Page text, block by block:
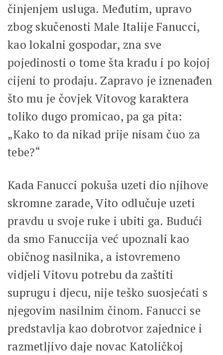
činjenjem usluga. Međutim, upravo
zbog skučenosti Male Italije Fanucci,
kao lokalni gospodar, zna sve
pojedinosti o tome šta kradu i po kojoj
cijeni to prodaju. Zapravo je iznenađen
što mu je čovjek Vitovog karaktera
toliko dugo promicao, pa ga pita:
„Kako to da nikad prije nisam čuo za
tebe?“
Kada Fanucci pokuša uzeti dio njihove
skromne zarade, Vito odlučuje uzeti
pravdu u svoje ruke i ubiti ga. Budući
da smo Fanuccija već upoznali kao
običnog nasilnika, a istovremeno
vidjeli Vitovu potrebu da zaštiti
suprugu i djecu, nije teško suosjećati s
njegovim nasilnim činom. Fanucci se
predstavlja kao dobrotvor zajednice i
razmetljivo daje novac Katoličkoj